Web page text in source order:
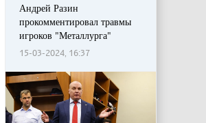
Андрей Разин
прокомментировал травмы
игроков "Металлурга"
15-03-2024, 16:37